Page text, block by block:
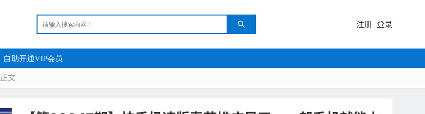
注册 登录

自助开通VIP会员
正文